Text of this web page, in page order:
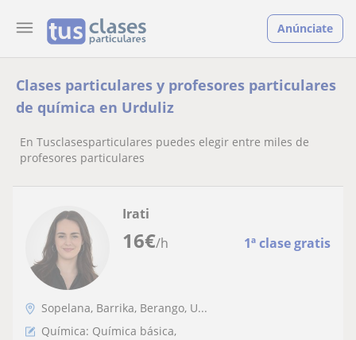
Anúnciate
Clases particulares y profesores particulares
de química en Urduliz
En Tusclasesparticulares puedes elegir entre miles de
profesores particulares
16€/h 1ª clase gratis
Irati
Sopelana, Barrika, Berango, U...
Química: Química básica,